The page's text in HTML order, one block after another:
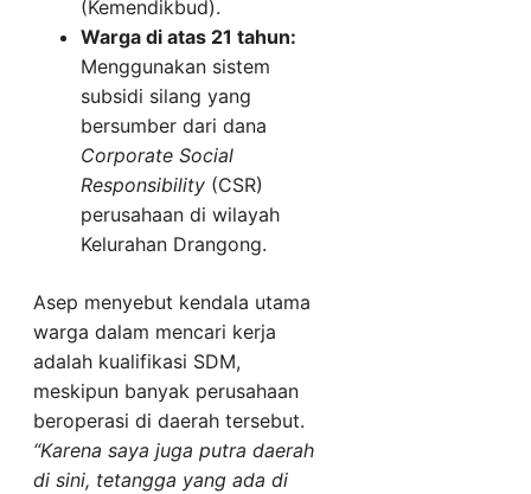
(Kemendikbud).
Warga di atas 21 tahun:
Menggunakan sistem
subsidi silang yang
bersumber dari dana
Corporate Social
Responsibility (CSR)
perusahaan di wilayah
Kelurahan Drangong.
Asep menyebut kendala utama
warga dalam mencari kerja
adalah kualifikasi SDM,
meskipun banyak perusahaan
beroperasi di daerah tersebut.
“Karena saya juga putra daerah
di sini, tetangga yang ada di